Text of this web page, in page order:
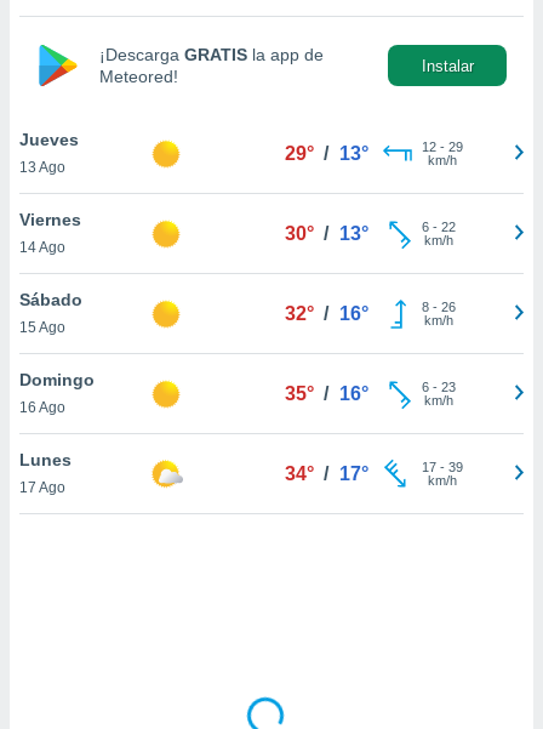
aceptar
de
sitio
En
sean
el sitio
ni para
o
¡Descarga GRATIS la app de
Meteored!
Instalar
Jueves
13 Ago
29° / 13° 12- 29
km/h
Viernes
14 Ago
30° / 13° 6- 22
km/h
Sábado
15 Ago
32° / 16° 8- 26
km/h
Domingo
16 Ago
35° / 16° 6- 23
km/h
Lunes
17 Ago
34° / 17° 17- 39
km/h